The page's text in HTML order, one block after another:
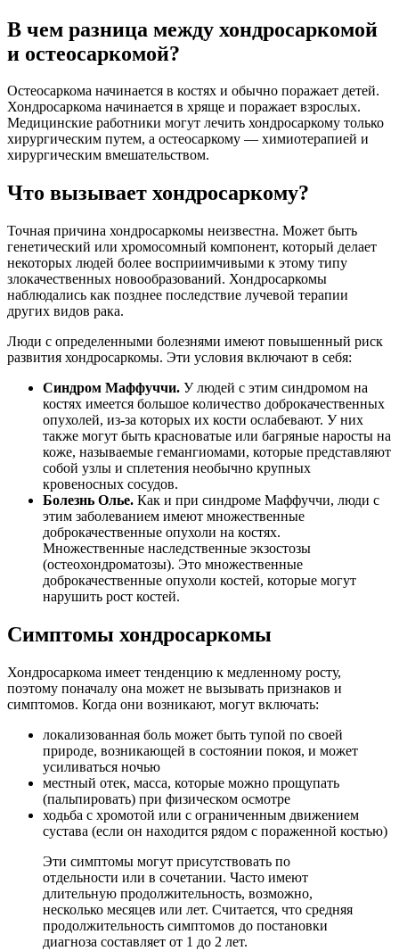
В чем разница между хондросаркомой
и остеосаркомой?
Остеосаркома начинается в костях и обычно поражает детей.
Хондросаркома начинается в хряще и поражает взрослых.
Медицинские работники могут лечить хондросаркому только
хирургическим путем, а остеосаркому — химиотерапией и
хирургическим вмешательством.
Что вызывает хондросаркому?
Точная причина хондросаркомы неизвестна. Может быть
генетический или хромосомный компонент, который делает
некоторых людей более восприимчивыми к этому типу
злокачественных новообразований. Хондросаркомы
наблюдались как позднее последствие лучевой терапии
других видов рака.
Люди с определенными болезнями имеют повышенный риск
развития хондросаркомы. Эти условия включают в себя:
Синдром Маффуччи. У людей с этим синдромом на
костях имеется большое количество доброкачественных
опухолей, из-за которых их кости ослабевают. У них
также могут быть красноватые или багряные наросты на
коже, называемые гемангиомами, которые представляют
собой узлы и сплетения необычно крупных
кровеносных сосудов.
Болезнь Олье. Как и при синдроме Маффуччи, люди с
этим заболеванием имеют множественные
доброкачественные опухоли на костях.
Множественные наследственные экзостозы
(остеохондроматозы). Это множественные
доброкачественные опухоли костей, которые могут
нарушить рост костей.
Симптомы хондросаркомы
Хондросаркома имеет тенденцию к медленному росту,
поэтому поначалу она может не вызывать признаков и
симптомов. Когда они возникают, могут включать:
локализованная боль может быть тупой по своей
природе, возникающей в состоянии покоя, и может
усиливаться ночью
местный отек, масса, которые можно прощупать
(пальпировать) при физическом осмотре
ходьба с хромотой или с ограниченным движением
сустава (если он находится рядом с пораженной костью)
Эти симптомы могут присутствовать по
отдельности или в сочетании. Часто имеют
длительную продолжительность, возможно,
несколько месяцев или лет. Считается, что средняя
продолжительность симптомов до постановки
диагноза составляет от 1 до 2 лет.